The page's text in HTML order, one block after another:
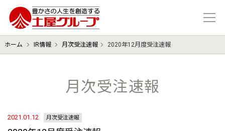
豊かさの人生を想像する 土屋グル
ホーム IR情報 月次受注速報 2020年12月度受注速報
月次受注速報
2021.01.12 月次受注速報